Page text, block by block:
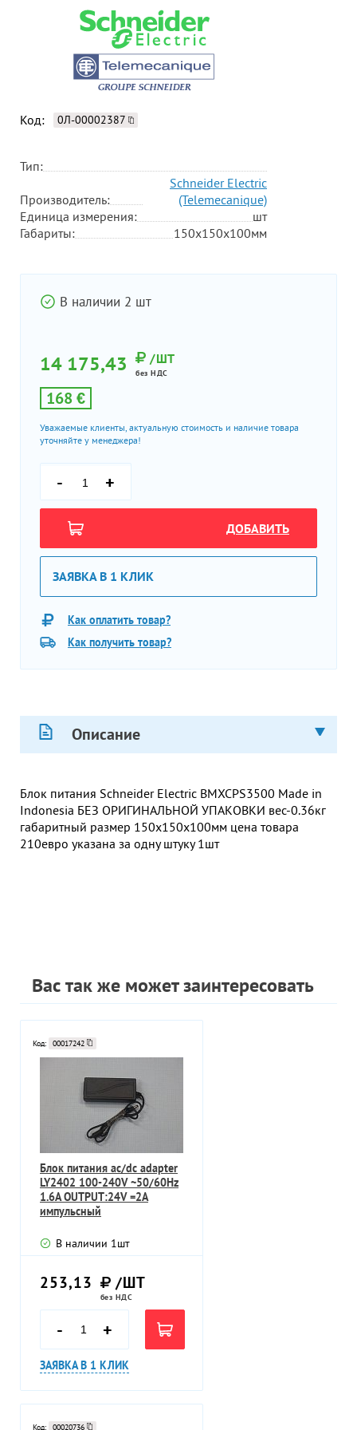
Код: 0Л-00002387
Тип:
Производитель:
Schneider Electric
(Telemecanique)
Единица измерения:
шт
Габариты:
150х150х100мм
В наличии 2 шт
14 175,43 /ШТ
без НДС
168 €
Уважаемые клиенты, актуальную стоимость и наличие товара
уточняйте у менеджера!
- +
ДОБАВИТЬ
ЗАЯВКА В 1 КЛИК
Как оплатить товар?
Как получить товар?
Описание
Блок питания Schneider Electric BMXCPS3500 Made in
Indonesia БЕЗ ОРИГИНАЛЬНОЙ УПАКОВКИ вес-0.36кг
габаритный размер 150х150х100мм цена товара
210евро указана за одну штуку 1шт
Вас так же может заинтересовать
Код: 00017242
Блок питания ac/dc adapter
LY2402 100-240V ~50/60Hz
1.6A OUTPUT:24V =2A
импульсный
В наличии 1шт
253,13 /ШТ
без НДС
- +
ЗАЯВКА В 1 КЛИК
Код: 00020736